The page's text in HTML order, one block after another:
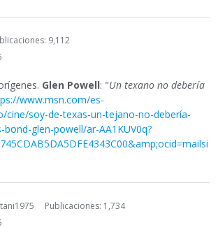
9,112
Glen Powell: "Un texano no debería
www.msn.com/es-
cine/soy-de-texas-un-tejano-no-debería-
glen-powell/ar-AA1KUV0q?
Publicaciones: 1,734